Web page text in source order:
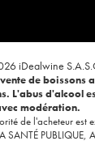
iDealwine S.A.S.
de boissons
L'abus d'alcool
modération.
de l'acheteur est
SANTÉ PUBLIQUE,